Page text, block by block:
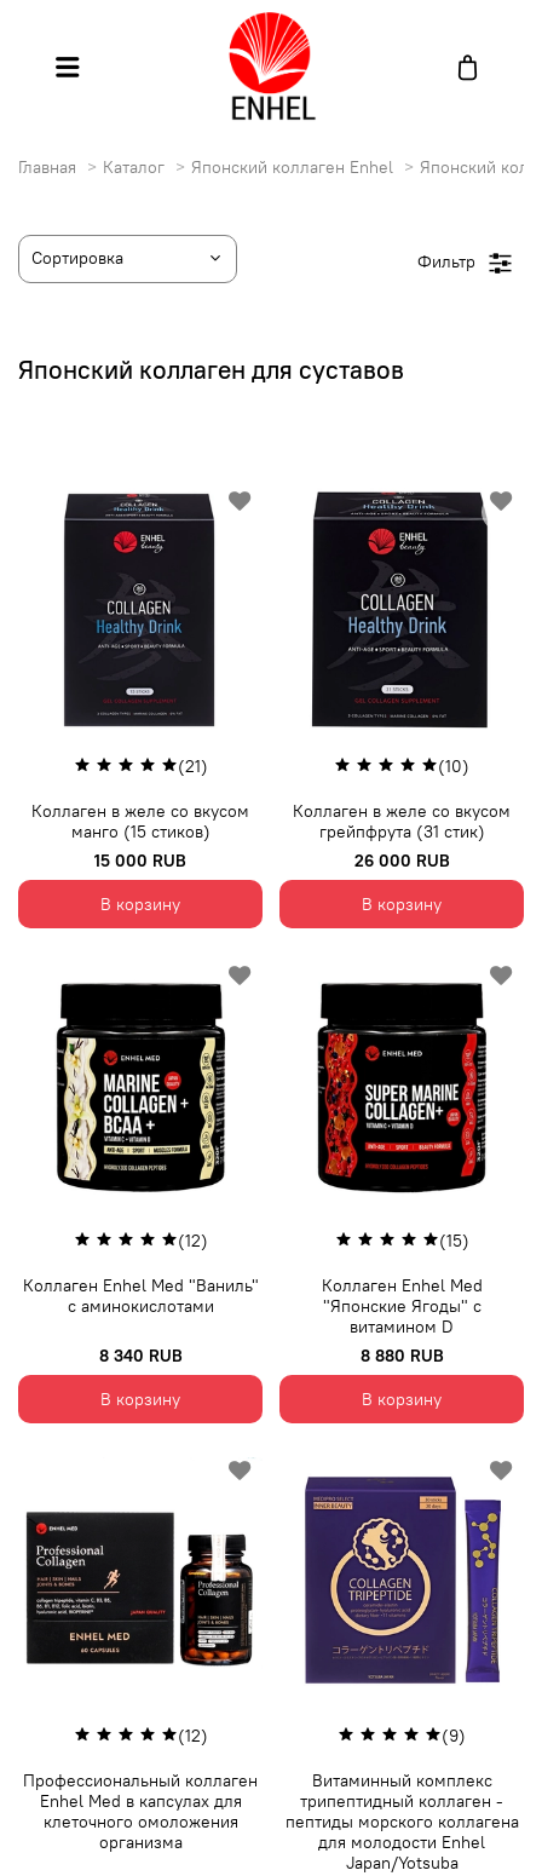
Главная Каталог Японский коллаген Enhel Японский
Японский коллаген для суставов
(21)
Коллаген в желе со вкусом
манго (15 стиков)
15 000 RUB
В корзину
(10)
Коллаген в желе со вкусом
грейпфрута (31 стик)
26 000 RUB
В корзину
(12)
Коллаген Enhel Med "Ваниль"
с аминокислотами
8 340 RUB
В корзину
(15)
Коллаген Enhel Med
"Японские Ягоды" с
витамином D
8 880 RUB
В корзину
(12)
Профессиональный коллаген
Enhel Med в капсулах для
клеточного омоложения
организма
(9)
Витаминный комплекс
трипептидный коллаген -
пептиды морского коллагена
для молодости Enhel
Japan/Yotsuba
Фильтр